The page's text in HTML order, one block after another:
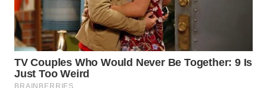
TINGGI
WN
PAKPAK
WN